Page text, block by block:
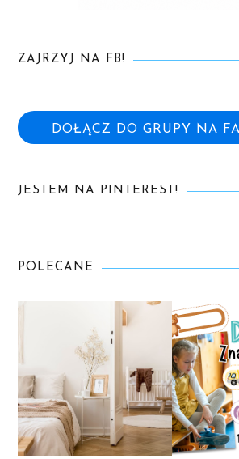
ZAJRZYJ NA FB!
DOŁĄCZ DO GRUPY NA
JESTEM NA PINTEREST!
POLECANE